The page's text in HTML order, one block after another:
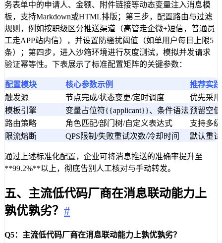
务表单中的申请人、金额、附件链接等动态变量注入消息模
板，支持Markdown或HTML排版；第三步，配置路由与过滤
规则，例如按职级区分推送渠道（高管走企微+短信，普通员
工走APP站内信），并设置防骚扰阈值（如单用户每日上限5
条）；第四步，进入沙箱环境进行灰度测试，模拟并发请求
验证幂等性。下表展示了标准配置矩阵的关键参数：
配置模块 核心参数示例
推荐实践
触发源
节点完成/状态变更/定时调度
优先采
模板引擎
变量占位符{{applicant}}、条件语法预留空
路由策略
角色匹配/部门树/自定义表达式
支持多
限流熔断
QPS限制/失败重试次数/冷却时间 默认重
通过上述标准化配置，企业可将消息推送的准确率提升至
**99.2%**以上，彻底告别人工核对与手动转发。
五、主流低代码厂商在消息联动能力上
孰优孰劣？ #
Q5：主流低代码厂商在消息联动能力上孰优孰劣？